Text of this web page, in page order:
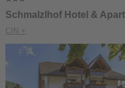
Schmalzlhof Hotel &
CIN +